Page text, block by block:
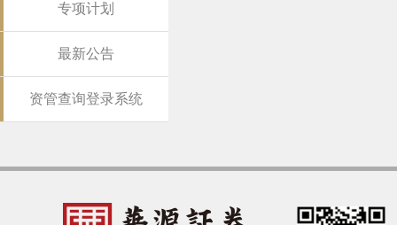
专项计划
最新公告
资管查询登录系统